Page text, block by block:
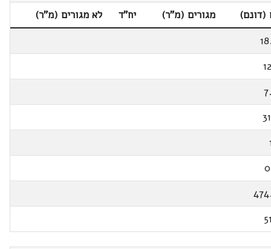
מגורים (מ"ר) יח"ד
לא מגורים (מ"ר)